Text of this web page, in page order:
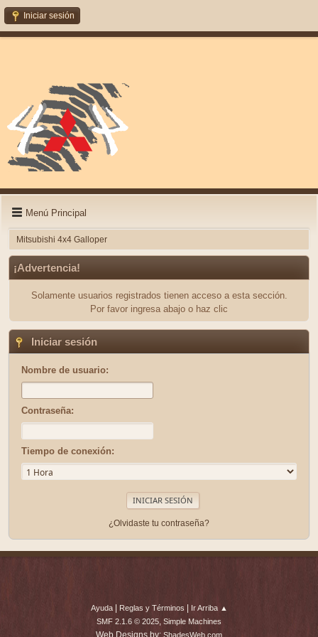
Iniciar sesión
Menú Principal
Mitsubishi 4x4 Galloper
¡Advertencia!
Solamente usuarios registrados tienen acceso a esta sección.
Por favor ingresa abajo o haz clic
Iniciar sesión
Nombre de usuario:
Contraseña:
Tiempo de conexión:
¿Olvidaste tu contraseña?
Ayuda| Reglas y Términos
Ir Arriba ▲
SMF 2.1.6 © 2025, Simple Machines
ShadesWeb.com